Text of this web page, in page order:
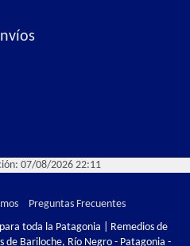
07/08/2026 22:11
Preguntas Frecuentes
toda la Patagonia | Remedios de
de Bariloche, Río Negro - Patagonia -